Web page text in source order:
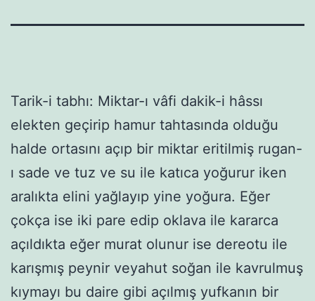
Tarik-i tabhı: Miktar-ı vâfi dakik-i hâssı
elekten geçirip hamur tahtasında olduğu
halde ortasını açıp bir miktar eritilmiş rugan-
ı sade ve tuz ve su ile katıca yoğurur iken
aralıkta elini yağlayıp yine yoğura. Eğer
çokça ise iki pare edip oklava ile kararca
açıldıkta eğer murat olunur ise dereotu ile
karışmış peynir veyahut soğan ile kavrulmuş
kıymayı bu daire gibi açılmış yufkanın bir